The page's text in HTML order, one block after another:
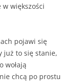
większości
pojawi się
już to się stanie,
wołają
chcą po prostu